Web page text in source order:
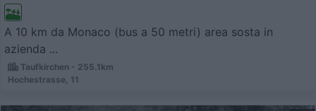
A 10 km da Monaco (bus a 50 metri) area sosta in
azienda ...
Taufkirchen - 255.1km
Hochestrasse, 11